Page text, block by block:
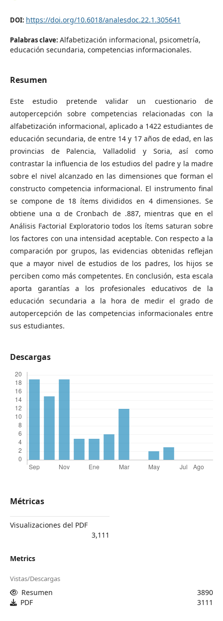
DOI: https://doi.org/10.6018/analesdoc.22.1.305641
Palabras clave: Alfabetización informacional, psicometría,
educación secundaria, competencias informacionales.
Resumen
Este estudio pretende validar un cuestionario de
autopercepción sobre competencias relacionadas con la
alfabetización informacional, aplicado a 1422 estudiantes de
educación secundaria, de entre 14 y 17 años de edad, en las
provincias de Palencia, Valladolid y Soria, así como
contrastar la influencia de los estudios del padre y la madre
sobre el nivel alcanzado en las dimensiones que forman el
constructo competencia informacional. El instrumento final
se compone de 18 ítems divididos en 4 dimensiones. Se
obtiene una α de Cronbach de .887, mientras que en el
Análisis Factorial Exploratorio todos los ítems saturan sobre
los factores con una intensidad aceptable. Con respecto a la
comparación por grupos, las evidencias obtenidas reflejan
que a mayor nivel de estudios de los padres, los hijos se
perciben como más competentes. En conclusión, esta escala
aporta garantías a los profesionales educativos de la
educación secundaria a la hora de medir el grado de
autopercepción de las competencias informacionales entre
sus estudiantes.
Descargas
Métricas
Visualizaciones del PDF
3,111
Metrics
Vistas/Descargas
Resumen
3890
PDF
3111